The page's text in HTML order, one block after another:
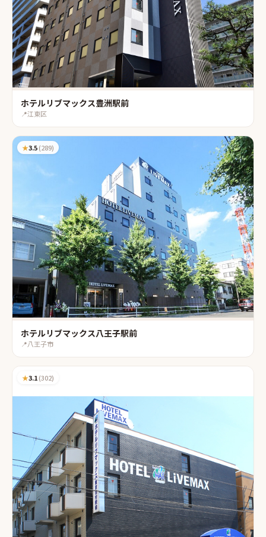
ホテルリブマックス豊洲駅前
📍江東区
★3.5(289)
ホテルリブマックス八王子駅前
📍八王子市
★3.1(302)